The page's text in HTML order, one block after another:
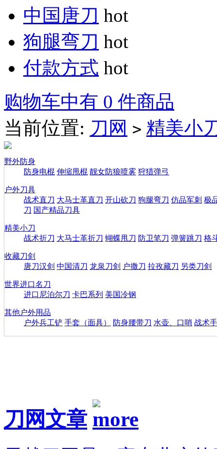
中国唐刀 hot
狗腿弯刀 hot
付款方式 hot
购物车中有 0 件商品
当前位置: 刀网 > 精美小
野外防身
防身电棍 伸缩甩棍 靓女防狼喷雾 狩猎弹弓
户外刀具
战术直刀 大马士革直刀 开山砍刀 狗腿弯刀 仿品军刺 极
刀 国产精品刀具
精美小刀
战术折刀 大马士革折刀 蝴蝶甩刀 防卫笔刀 弹簧跳刀 格
收藏刀剑
唐刀汉剑 中国清刀 龙泉刀剑 户撒刀 拉孜藏刀 另类刀剑
世界进口名刀
进口尼泊尔刀 卡巴系列 美国冷钢
其他户外用品
户外兵工铲 手套（面具） 防身腰带刀 水壶、口哨 战术
刀网文章